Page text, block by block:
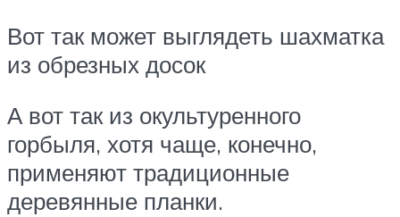
Вот так может выглядеть шахматка
из обрезных досок
А вот так из окультуренного
горбыля, хотя чаще, конечно,
применяют традиционные
деревянные планки.